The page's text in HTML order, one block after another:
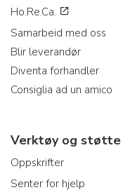
Ho.Re.Ca.
Samarbeid med oss
Blir leverandør
Diventa forhandler
Consiglia ad un amico
Verktøy og støtte
Oppskrifter
Senter for hjelp